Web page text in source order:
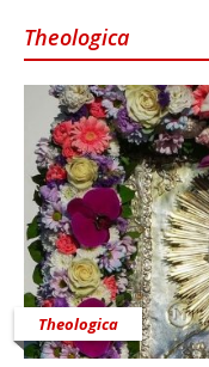
Theologica
Theologica